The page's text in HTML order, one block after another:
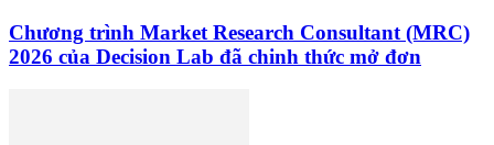
Chương trình Market Research Consultant (MRC)
2026 của Decision Lab đã chinh thức mở đơn